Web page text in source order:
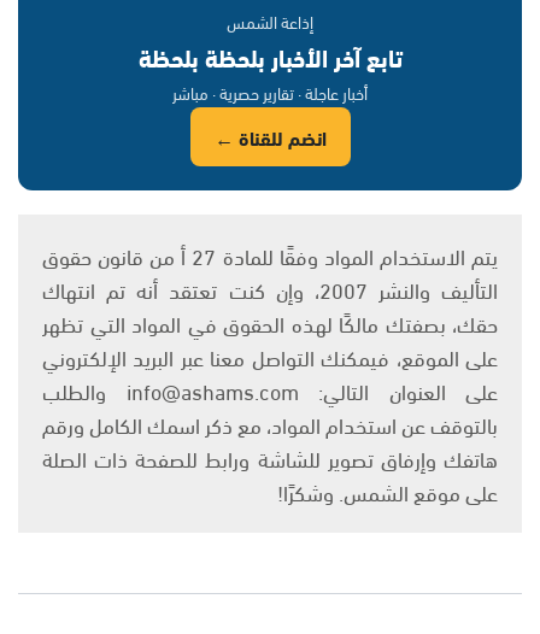
إذاعة الشمس
تابع آخر الأخبار بلحظة بلحظة
أخبار عاجلة · تقارير حصرية · مباشر
انضم للقناة ←
يتم الاستخدام المواد وفقًا للمادة 27 أ من قانون حقوق
التأليف والنشر 2007، وإن كنت تعتقد أنه تم انتهاك
حقك، بصفتك مالكًا لهذه الحقوق في المواد التي تظهر
على الموقع، فيمكنك التواصل معنا عبر البريد الإلكتروني
على العنوان التالي: info@ashams.com والطلب
بالتوقف عن استخدام المواد، مع ذكر اسمك الكامل ورقم
هاتفك وإرفاق تصوير للشاشة ورابط للصفحة ذات الصلة
على موقع الشمس. وشكرًا!